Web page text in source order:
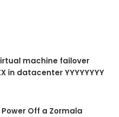
machine failover
in datacenter YYYYYYYY
Off a Zormala